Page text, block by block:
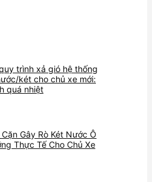
trình xả gió hệ thống
két cho chủ xe mới:
quá nhiệt
Gây Rò Két Nước Ô
Thực Tế Cho Chủ Xe